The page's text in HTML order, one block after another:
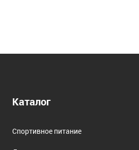
Каталог
Спортивное питание